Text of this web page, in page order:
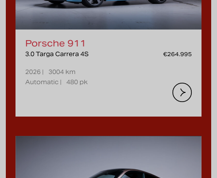
Porsche 911
3.0 Targa Carrera 4S €264.995
2026 |
3004 km
Automatic |
480 pk